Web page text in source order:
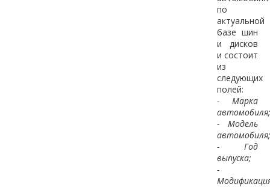
по
актуальной
базе шин
и дисков
и состоит
из
следующих
полей:
- Марка
автомобиля;
- Модель
автомобиля;
- Год
выпуска;
-